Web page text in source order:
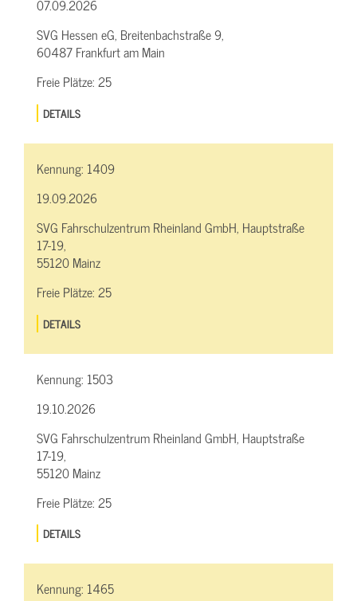
07.09.2026
SVG Hessen eG, Breitenbachstraße 9,
60487 Frankfurt am Main
Freie Plätze:25
DETAILS
Kennung: 1409
19.09.2026
SVG Fahrschulzentrum Rheinland GmbH, Hauptstraße
17-19,
55120 Mainz
Freie Plätze:25
DETAILS
Kennung: 1503
19.10.2026
SVG Fahrschulzentrum Rheinland GmbH, Hauptstraße
17-19,
55120 Mainz
Freie Plätze:25
DETAILS
Kennung: 1465